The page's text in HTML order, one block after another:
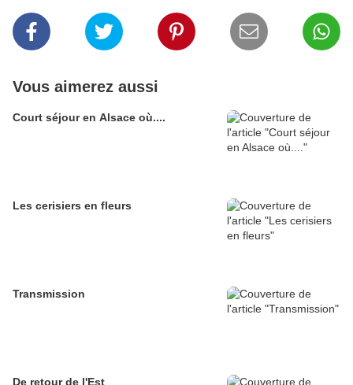
Vous aimerez aussi
Court séjour en Alsace où....
Les cerisiers en fleurs
Transmission
De retour de l'Est